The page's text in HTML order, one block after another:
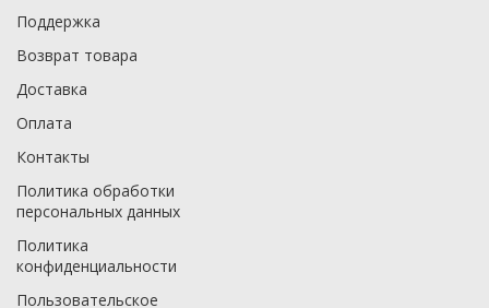
Поддержка
Возврат товара
Доставка
Оплата
Контакты
Политика обработки
персональных данных
Политика
конфиденциальности
Пользовательское